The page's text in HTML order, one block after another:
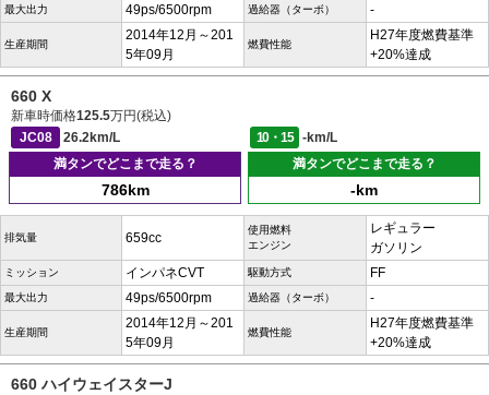
最大出力 49ps/6500rpm 過給器（ターボ） -
生産期間
2014年12月～201
5年09月
燃費性能
H27年度燃費基準
+20%達成
660 X
新車時価格125.5万円(税込)
JC08
26.2km/L 10・15
-km/L
満タンでどこまで走る？
786km
満タンでどこまで走る？
-km
排気量 659cc
使用燃料
エンジン
レギュラー
ガソリン
ミッション インパネCVT 駆動方式 FF
最大出力 49ps/6500rpm 過給器（ターボ） -
生産期間
2014年12月～201
5年09月
燃費性能
H27年度燃費基準
+20%達成
660 ハイウェイスターJ